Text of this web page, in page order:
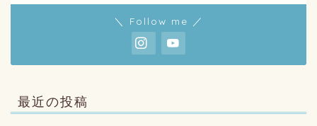
＼ Follow me ／
最近の投稿